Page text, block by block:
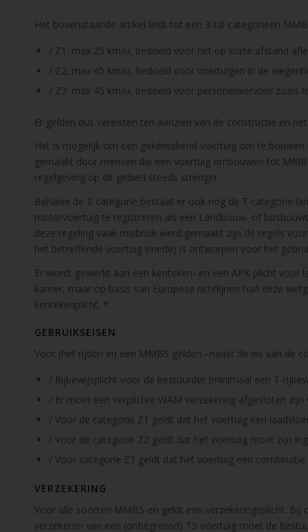
Het bovenstaande artikel leidt tot een 3-tal categorieën
/ Z1: max 25 km/u, bedoeld voor het op korte afstand
/ Z2; max 45 km/u, bedoeld voor voertuigen in de
/ Z3: max 45 km/u, bedoeld voor personenvervoer zoals
Er gelden dus vereisten ten aanzien van de constructie en
Het is mogelijk om een gekentekend voertuig om te
gemaakt door mensen die een voertuig ombouwen tot
regelgeving op dit gebied steeds strenger.
Behalve de Z categorie bestaat er ook nog de T categorie
motorvoertuig te registreren als een Landbouw- of
deze regeling vaak misbruik werd gemaakt zijn de regels
het betreffende voertuig (mede) is ontworpen voor het
Er wordt gewerkt aan een kenteken- en een APK plicht
kamer, maar op basis van Europese richtlijnen had deze
kentekenplicht. *
GEBRUIKSEISEN
Voor (het rijden in) een MMBS gelden –naast de eis van de
/ Rijbewijsplicht voor de bestuurder (minimaal een T-
/ Er moet een verplichte WAM verzekering afgesloten
/ Voor de categorie Z1 geldt dat het voertuig een
/ Voor de categorie Z2 geldt dat het voertuig moet zijn
/ Voor categorie Z3 geldt dat het voertuig een
VERZEKERING
Voor alle soorten MMBS-en geldt een verzekeringsplicht.
verzekeren van een (onbegrensd) T5 voertuig moet de